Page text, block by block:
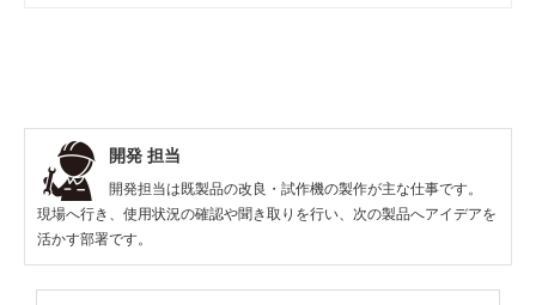
開発 担当
開発担当は既製品の改良・試作機の製作が主な仕事です。
現場へ行き、使用状況の確認や聞き取りを行い、次の製品へアイデアを
活かす部署です。